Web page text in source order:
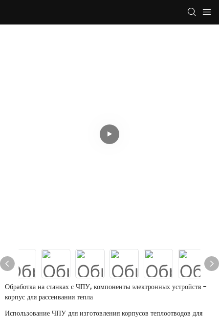
Обработка на станках с ЧПУ, компоненты электронных устройств –
корпус для рассеивания тепла
Использование ЧПУ для изготовления корпусов теплоотводов для